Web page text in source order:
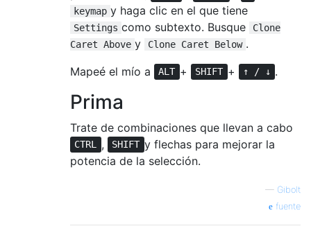
keymap y haga clic en el que tiene
Settings como subtexto. Busque
Clone
Caret Above y Clone Caret Below .
Mapeé el mío a
ALT + SHIFT + ↑ / ↓ .
Prima
Trate de combinaciones que llevan a cabo
CTRL , SHIFT y flechas para mejorar la
potencia de la selección.
— Gibolt
fuente